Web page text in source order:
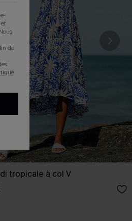
tropicale à col V
de